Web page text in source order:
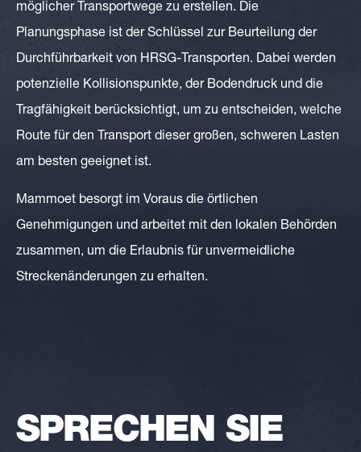
möglicher Transportwege zu erstellen. Die
Planungsphase ist der Schlüssel zur Beurteilung der
Durchführbarkeit von HRSG-Transporten. Dabei werden
potenzielle Kollisionspunkte, der Bodendruck und die
Tragfähigkeit berücksichtigt, um zu entscheiden, welche
Route für den Transport dieser großen, schweren Lasten
am besten geeignet ist.
Mammoet besorgt im Voraus die örtlichen
Genehmigungen und arbeitet mit den lokalen Behörden
zusammen, um die Erlaubnis für unvermeidliche
Streckenänderungen zu erhalten.
SPRECHEN SIE